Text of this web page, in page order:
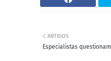
ANTIGOS
Especialistas